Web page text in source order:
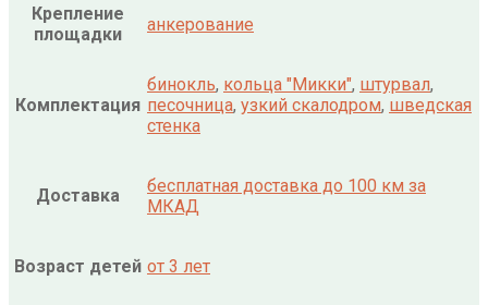
Крепление
площадки
анкерование
Комплектация
бинокль, кольца "Микки", штурвал,
песочница, узкий скалодром, шведская
стенка
Доставка
бесплатная доставка до 100 км за
МКАД
Возраст детей от 3 лет